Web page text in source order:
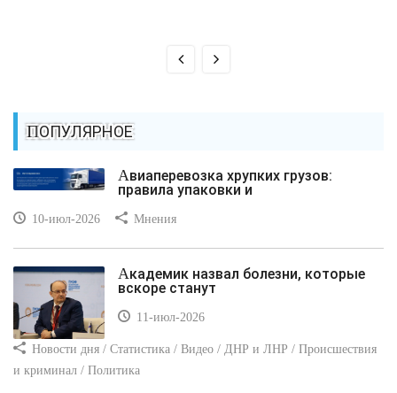
ПОПУЛЯРНОЕ
Авиаперевозка хрупких грузов:
правила упаковки и
10-июл-2026 Мнения
Академик назвал болезни, которые
вскоре станут
11-июл-2026
Новости дня / Статистика / Видео / ДНР и ЛНР / Происшествия
и криминал / Политика